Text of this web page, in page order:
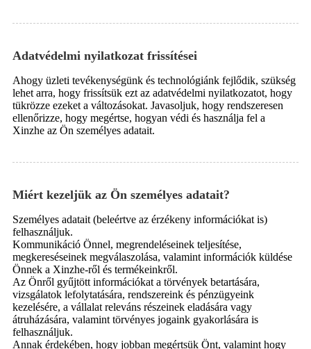
Adatvédelmi nyilatkozat frissítései
Ahogy üzleti tevékenységünk és technológiánk fejlődik, szükség
lehet arra, hogy frissítsük ezt az adatvédelmi nyilatkozatot, hogy
tükrözze ezeket a változásokat. Javasoljuk, hogy rendszeresen
ellenőrizze, hogy megértse, hogyan védi és használja fel a
Xinzhe az Ön személyes adatait.
Miért kezeljük az Ön személyes adatait?
Személyes adatait (beleértve az érzékeny információkat is)
felhasználjuk.
Kommunikáció Önnel, megrendeléseinek teljesítése,
megkereséseinek megválaszolása, valamint információk küldése
Önnek a Xinzhe-ről és termékeinkről.
Az Önről gyűjtött információkat a törvények betartására,
vizsgálatok lefolytatására, rendszereink és pénzügyeink
kezelésére, a vállalat releváns részeinek eladására vagy
átruházására, valamint törvényes jogaink gyakorlására is
felhasználjuk.
Annak érdekében, hogy jobban megértsük Önt, valamint hogy